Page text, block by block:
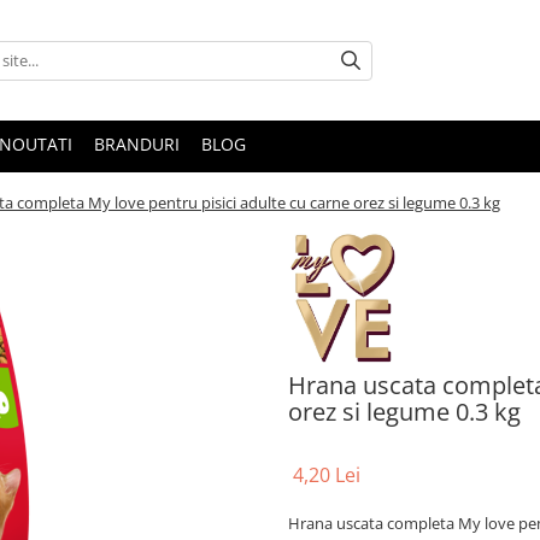
NOUTATI BRANDURI BLOG
completa My love pentru pisici adulte cu carne orez si legume 0.3 kg
Hrana uscata
orez si legume 0.3 kg
4,20 Lei
Hrana uscata completa My love